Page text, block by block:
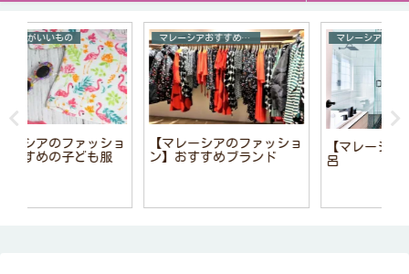
【マレーシアのファッショ
ン】おすすめブランド
マレーシア情報
【マレーシアの家】のお風
呂